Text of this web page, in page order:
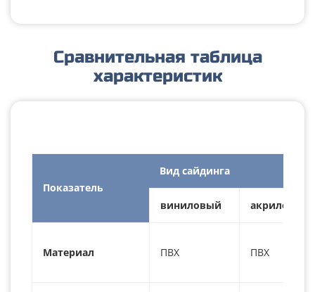
Сравнительная таблица
характеристик
Показатель
Вид сайдинга
виниловый акриловый
Материал ПВХ ПВХ